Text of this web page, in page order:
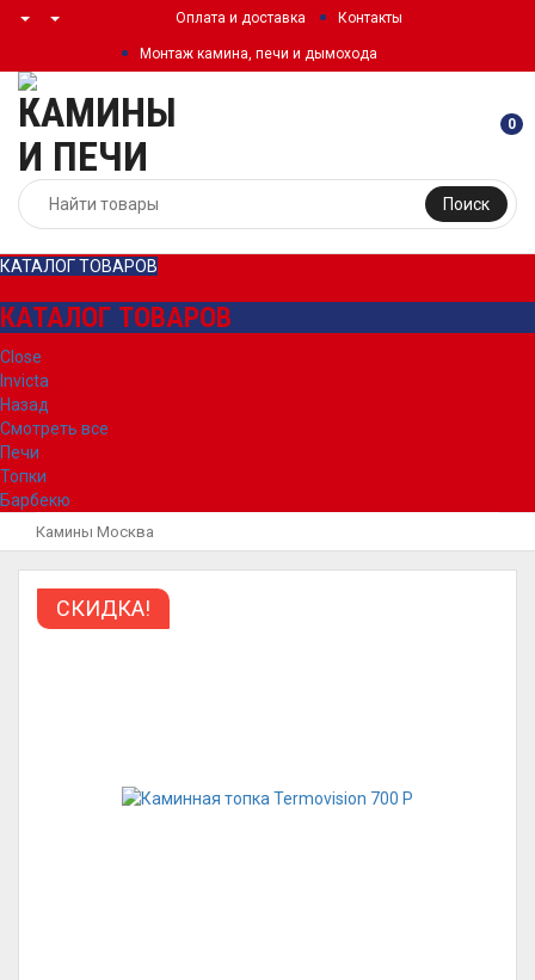
Оплата и доставка Контакты
Монтаж камина, печи и дымохода
Поиск
0
КАТАЛОГ ТОВАРОВ
КАТАЛОГ ТОВАРОВ
Close
Invicta
Назад
Смотреть все
Печи
Топки
Барбекю
Камины Москва
СКИДКА!